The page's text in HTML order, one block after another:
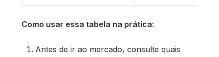
Como usar essa tabela na prática:
Antes de ir ao mercado, consulte quais